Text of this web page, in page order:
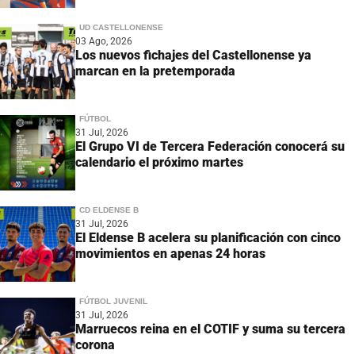
UD CASTELLONENSE
03 Ago, 2026
Los nuevos fichajes del Castellonense ya
marcan en la pretemporada
FÚTBOL
31 Jul, 2026
El Grupo VI de Tercera Federación conocerá su
calendario el próximo martes
CD ELDENSE B
31 Jul, 2026
El Eldense B acelera su planificación con cinco
movimientos en apenas 24 horas
FÚTBOL JUVENIL
31 Jul, 2026
Marruecos reina en el COTIF y suma su tercera
corona